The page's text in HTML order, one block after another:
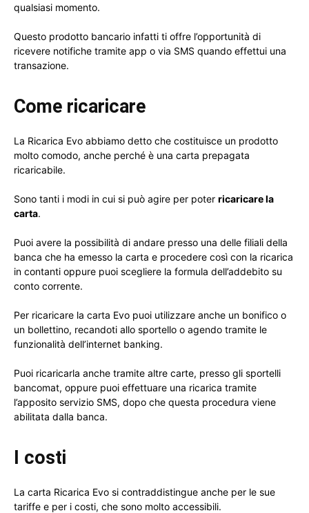
qualsiasi momento.
Questo prodotto bancario infatti ti offre l’opportunità di
ricevere notifiche tramite app o via SMS quando effettui una
transazione.
Come ricaricare
La Ricarica Evo abbiamo detto che costituisce un prodotto
molto comodo, anche perché è una carta prepagata
ricaricabile.
Sono tanti i modi in cui si può agire per poter ricaricare la
carta.
Puoi avere la possibilità di andare presso una delle filiali della
banca che ha emesso la carta e procedere così con la ricarica
in contanti oppure puoi scegliere la formula dell’addebito su
conto corrente.
Per ricaricare la carta Evo puoi utilizzare anche un bonifico o
un bollettino, recandoti allo sportello o agendo tramite le
funzionalità dell’internet banking.
Puoi ricaricarla anche tramite altre carte, presso gli sportelli
bancomat, oppure puoi effettuare una ricarica tramite
l’apposito servizio SMS, dopo che questa procedura viene
abilitata dalla banca.
I costi
La carta Ricarica Evo si contraddistingue anche per le sue
tariffe e per i costi, che sono molto accessibili.